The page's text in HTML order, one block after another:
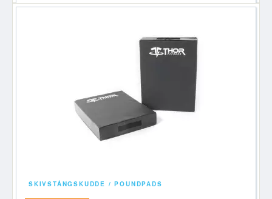
SKIVSTÅNGSKUDDE / POUNDPADS